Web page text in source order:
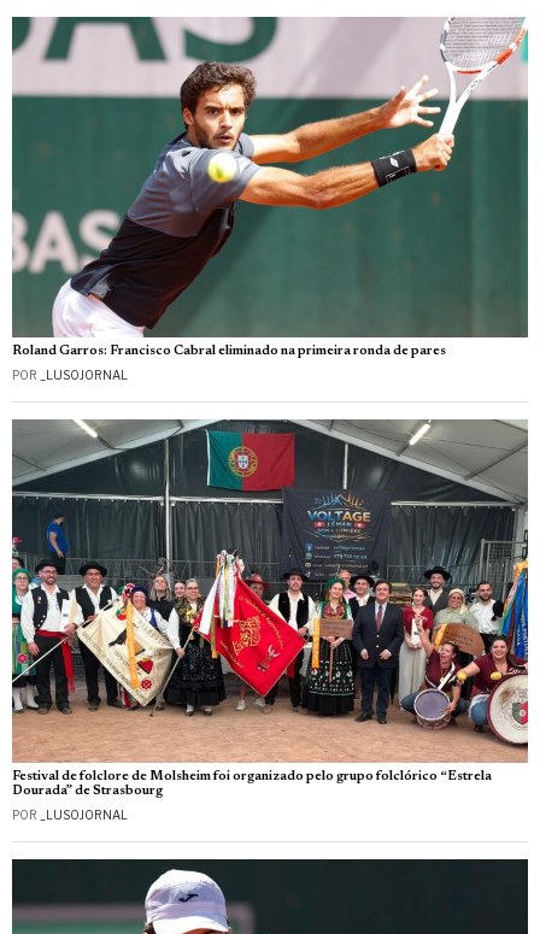
Roland Garros: Francisco Cabral eliminado na primeira ronda de pares
POR _LUSOJORNAL
Festival de folclore de Molsheim foi organizado pelo grupo folclórico “Estrela
Dourada” de Strasbourg
POR _LUSOJORNAL